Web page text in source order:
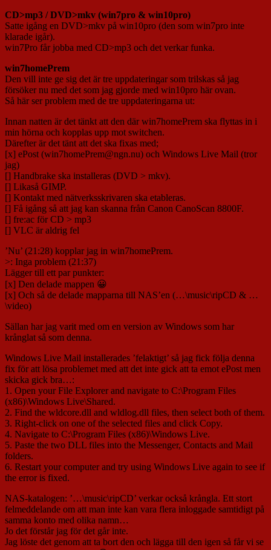
CD>mp3 / DVD>mkv (win7pro & win10pro)
Satte igång en DVD>mkv på win10pro (den som win7pro inte
klarade igår).
win7Pro får jobba med CD>mp3 och det verkar funka.
win7homePrem
Den vill inte ge sig det är tre uppdateringar som trilskas så jag
försöker nu med det som jag gjorde med win10pro här ovan.
Så här ser problem med de tre uppdateringarna ut:
Innan natten är det tänkt att den där win7homePrem ska flyttas in i
min hörna och kopplas upp mot switchen.
Därefter är det tänt att det ska fixas med;
[x] ePost (win7homePrem@ngn.nu) och Windows Live Mail (tror
jag)
[] Handbrake ska installeras (DVD > mkv).
[] Likaså GIMP.
[] Kontakt med nätverksskrivaren ska etableras.
[] Få igång så att jag kan skanna från Canon CanoScan 8800F.
[] fre:ac för CD > mp3
[] VLC är aldrig fel
’Nu’ (21:28) kopplar jag in win7homePrem.
>: Inga problem (21:37)
Lägger till ett par punkter:
[x] Den delade mappen 😀
[x] Och så de delade mapparna till NAS’en (…\music\ripCD & …
\video)
Sällan har jag varit med om en version av Windows som har
krånglat så som denna.
Windows Live Mail installerades ’felaktigt’ så jag fick följa denna
fix för att lösa problemet med att det inte gick att ta emot ePost men
skicka gick bra…:
1. Open your File Explorer and navigate to C:\Program Files
(x86)\Windows Live\Shared.
2. Find the wldcore.dll and wldlog.dll files, then select both of them.
3. Right-click on one of the selected files and click Copy.
4. Navigate to C:\Program Files (x86)\Windows Live.
5. Paste the two DLL files into the Messenger, Contacts and Mail
folders.
6. Restart your computer and try using Windows Live again to see if
the error is fixed.
NAS-katalogen: ’…\music\ripCD’ verkar också krångla. Ett stort
felmeddelande om att man inte kan vara flera inloggade samtidigt på
samma konto med olika namn…
Jo det förstår jag för det går inte.
Jag löste det genom att ta bort den och lägga till den igen så får vi se